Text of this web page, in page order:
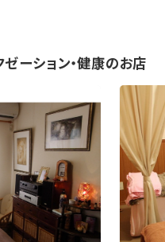
ーション・健康のお店